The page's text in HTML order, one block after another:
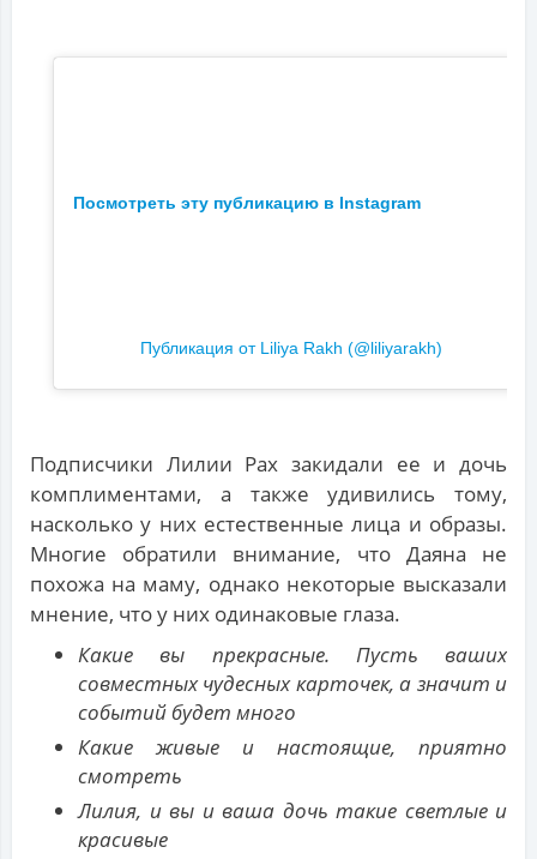
Посмотреть эту публикацию в Instagram
Публикация от Liliya Rakh (@liliyarakh)
Подписчики Лилии Рах закидали ее и дочь
комплиментами, а также удивились тому,
насколько у них естественные лица и образы.
Многие обратили внимание, что Даяна не
похожа на маму, однако некоторые высказали
мнение, что у них одинаковые глаза.
Какие вы прекрасные. Пусть ваших
совместных чудесных карточек, а значит и
событий будет много
Какие живые и настоящие, приятно
смотреть
Лилия, и вы и ваша дочь такие светлые и
красивые